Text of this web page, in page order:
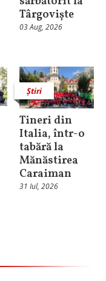
Târgoviște
03 Aug, 2026
Știri
Tineri din
Italia, într-o
tabără la
Mănăstirea
Caraiman
31 Iul, 2026